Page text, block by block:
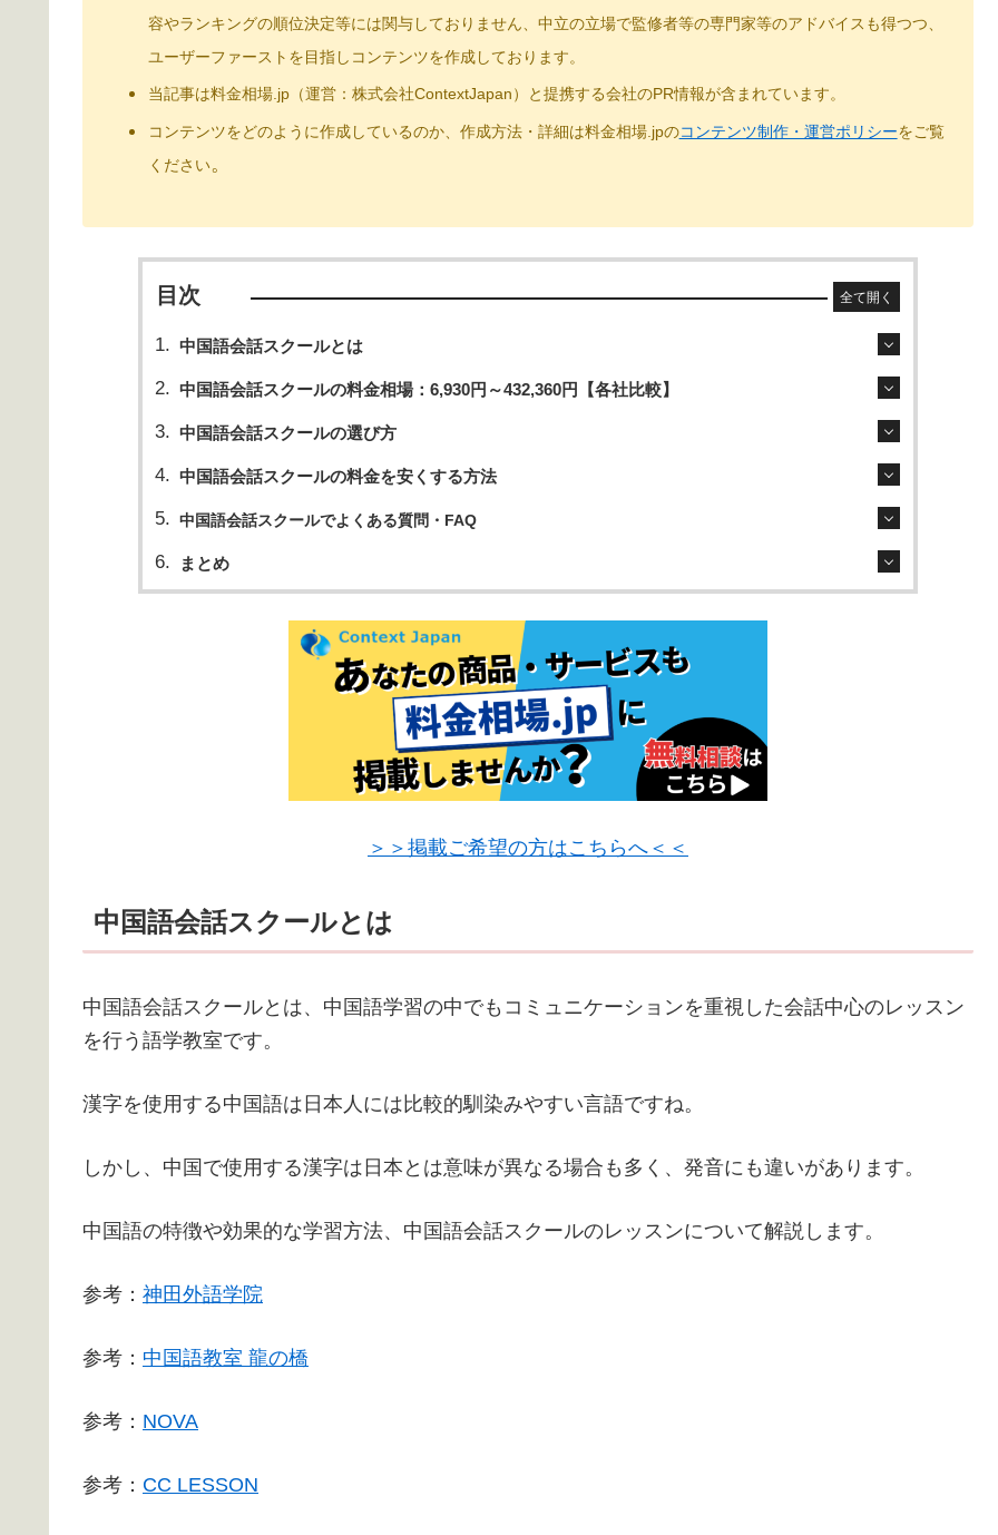
容やランキングの順位決定等には関与しておりません、中立の立場で監修者等の専門家等のアドバイスも得つつ、
ユーザーファーストを目指しコンテンツを作成しております。
当記事は料金相場.jp（運営：株式会社ContextJapan）と提携する会社のPR情報が含まれています。
コンテンツをどのように作成しているのか、作成方法・詳細は料金相場.jpのコンテンツ制作・運営ポリシーをご覧
ください。
目次 全て開く
中国語会話スクールとは
中国語会話スクールの料金相場：6,930円～432,360円【各社比較】
中国語会話スクールの選び方
中国語会話スクールの料金を安くする方法
中国語会話スクールでよくある質問・FAQ
まとめ
＞＞掲載ご希望の方はこちらへ＜＜
中国語会話スクールとは
中国語会話スクールとは、中国語学習の中でもコミュニケーションを重視した会話中心のレッスン
を行う語学教室です。
漢字を使用する中国語は日本人には比較的馴染みやすい言語ですね。
しかし、中国で使用する漢字は日本とは意味が異なる場合も多く、発音にも違いがあります。
中国語の特徴や効果的な学習方法、中国語会話スクールのレッスンについて解説します。
参考： 神田外語学院
参考： 中国語教室 龍の橋
参考： NOVA
参考： CC LESSON